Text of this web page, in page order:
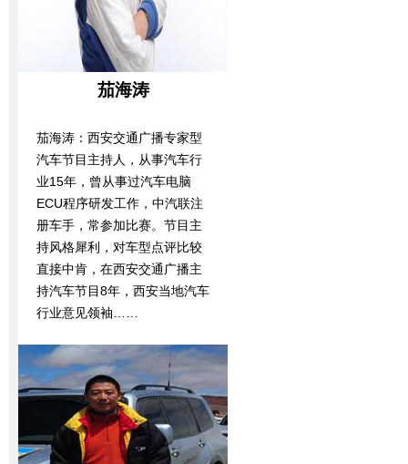
茄海涛
茄海涛：西安交通广播专家型
汽车节目主持人，从事汽车行
业15年，曾从事过汽车电脑
ECU程序研发工作，中汽联注
册车手，常参加比赛。节目主
持风格犀利，对车型点评比较
直接中肯，在西安交通广播主
持汽车节目8年，西安当地汽车
行业意见领袖……